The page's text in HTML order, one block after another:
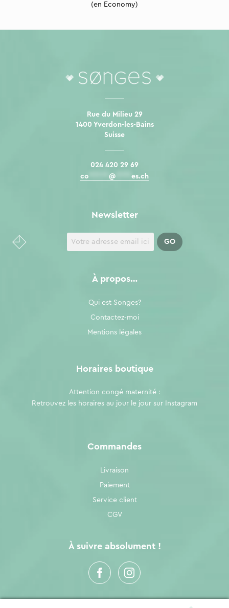
(en Economy)
Rue du Milieu 29
1400 Yverdon-les-Bains
Suisse
024 420 29 69
co
@ es.ch
Commandes
Livraison
Paiement
Service client
CGV
À suivre absolument !
À propos…
Qui est Songes?
Contactez-moi
Mentions légales
Newsletter
Horaires boutique
Attention congé maternité :
Retrouvez les horaires au jour le jour sur
Instagram